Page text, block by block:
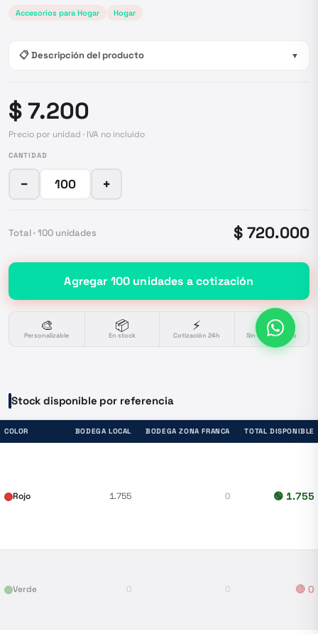
Accesorios para Hogar Hogar
📋 Descripción del producto ▼
$ 7.200
Precio por unidad · IVA no incluido
CANTIDAD
− +
Total · 100 unidades $ 720.000
Agregar 100 unidades a cotización
🎨
Personalizable
📦
En stock
⚡
Cotización 24h
🔒
Sin compromiso
Stock disponible por referencia
COLOR BODEGA LOCAL BODEGA ZONA FRANCA TOTAL DISPONIBLE
Rojo 1.755 0 🟢 1.755
Verde 0 0 🔴 0